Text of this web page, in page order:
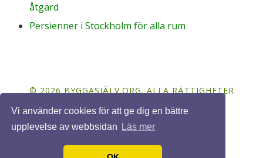
Vi använder cookies för att ge dig en bättre
upplevelse av webbsidan
Läs mer
åtgärd
Persienner i Stockholm för alla rum
© 2026 BYGGASJÄLV.ORG. ALLA RÄTTIGHETER